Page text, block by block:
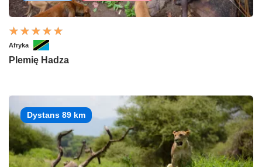
Afryka
Plemię Hadza
Dystans 89 km